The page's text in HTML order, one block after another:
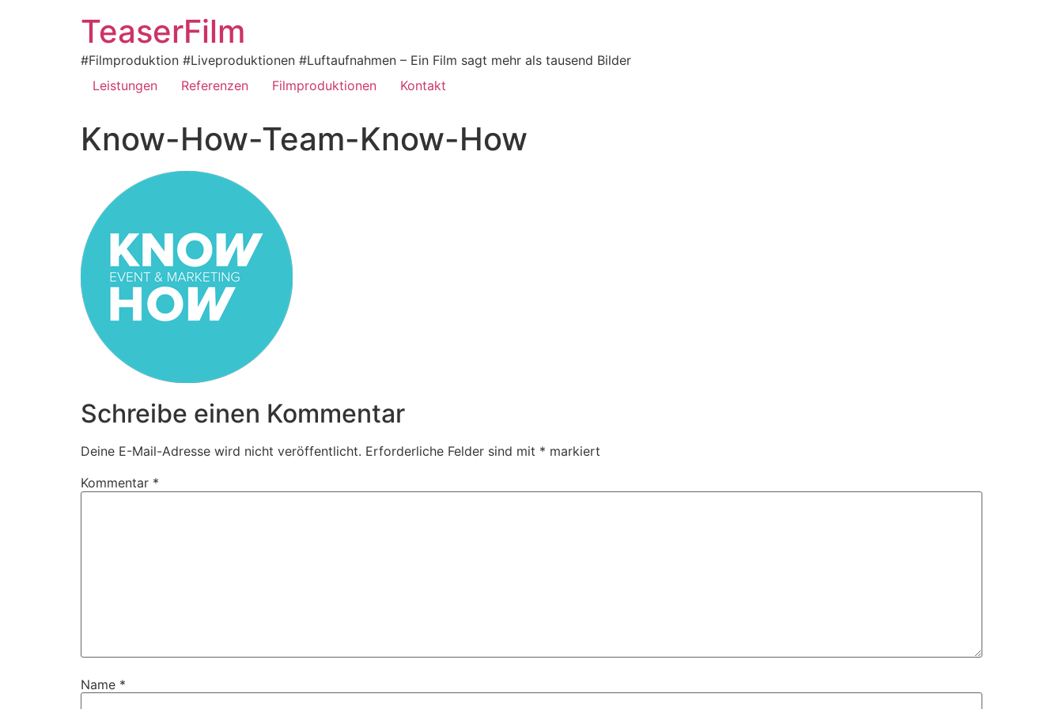
TeaserFilm
#Filmproduktion #Liveproduktionen #Luftaufnahmen – Ein Film sagt mehr als tausend Bilder
Leistungen
Referenzen Filmproduktionen Kontakt
Know-How-Team-Know-How
Schreibe einen Kommentar
Deine E-Mail-Adresse wird nicht veröffentlicht. Erforderliche Felder sind mit * markiert
Kommentar *
Name *